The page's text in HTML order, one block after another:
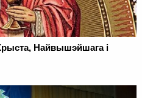
Найвышэйшага і